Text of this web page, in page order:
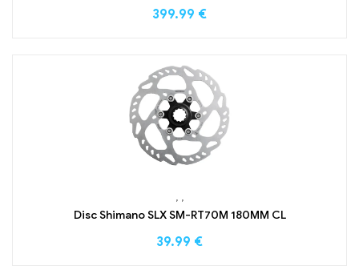
399.99 €
, ,
Disc Shimano SLX SM-RT70M 180MM CL
39.99 €